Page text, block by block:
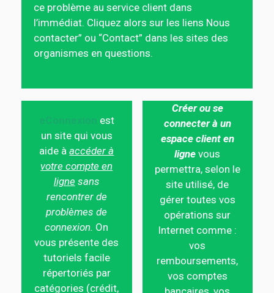
ce problème au service client dans
l’immédiat. Cliquez alors sur les liens Nous
contacter” ou “Contact” dans les sites des
organismes en questions.
est
un site qui vous
aide àaccéder à
votre compte en
ligne sans
rencontrer de
problèmes de
connexion. On
vous présente des
tutoriels facile
répertoriés par
catégories (crédit,
Créer ou se
connecter à un
espace client en
ligne vous
permettra, selon le
site utilisé, de
gérer toutes vos
opérations sur
Internet comme :
vos
remboursements,
vos comptes